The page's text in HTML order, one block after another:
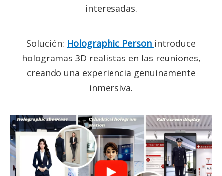
interesadas.
Solución: Holographic Person introduce
hologramas 3D realistas en las reuniones,
creando una experiencia genuinamente
inmersiva.